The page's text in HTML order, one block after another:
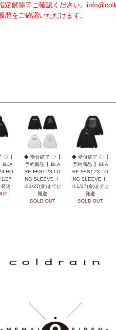
定解除等ご確認ください。
をご確認いただけます。
◇【
BLA
HO
27
送
◆ 受付終了 ◇【
予約商品 】BLA
RE FEST.23 LO
NG SLEEVE Ⅰ
※1/27(金)までに
発送
SOLD OUT
◆ 受付終了 ◇【
予約商品 】BLA
RE FEST.23 LO
NG SLEEVE Ⅱ
※1/27(金)までに
発送
SOLD OUT